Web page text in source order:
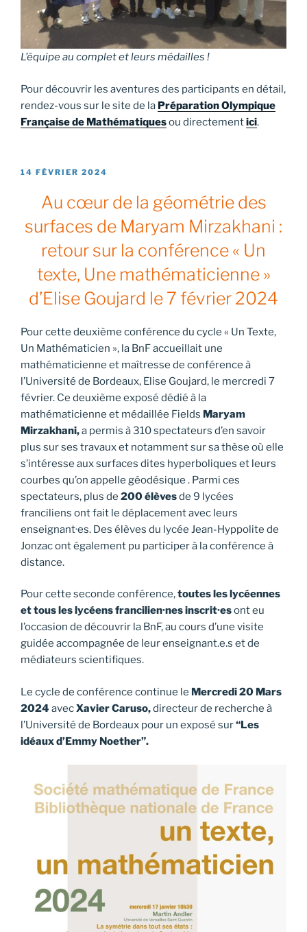
L’équipe au complet et leurs médailles !
Pour découvrir les aventures des participants en détail,
rendez-vous sur le site de la Préparation Olympique
Française de Mathématiquesou directementici.
PUBLIÉ
14 FÉVRIER 2024
Au cœur de la géométrie des
surfaces de Maryam Mirzakhani :
retour sur la conférence « Un
texte, Une mathématicienne »
d’Elise Goujard le 7 février 2024
Pour cette deuxième conférence du cycle « Un Texte,
Un Mathématicien », la BnF accueillait une
mathématicienne et maîtresse de conférence à
l’Université de Bordeaux, Elise Goujard, le mercredi 7
février. Ce deuxième exposé dédié à la
mathématicienne et médaillée Fields Maryam
Mirzakhani,a permis à 310 spectateurs d’en savoir
plus sur ses travaux et notamment sur sa thèse où elle
s’intéresse aux surfaces dites hyperboliques et leurs
courbes qu’on appelle géodésique . Parmi ces
spectateurs, plus de 200 élèvesde 9 lycées
franciliens ont fait le déplacement avec leurs
enseignant·es. Des élèves du lycée Jean-Hyppolite de
Jonzac ont également pu participer à la conférence à
distance.
Pour cette seconde conférence,toutes les lycéennes
et tous les lycéens francilien·nes inscrit·esont eu
l’occasion de découvrir la BnF, au cours d’une visite
guidée accompagnée de leur enseignant.e.s et de
médiateurs scientifiques.
Le cycle de conférence continue le Mercredi 20 Mars
2024 avecXavier Caruso,directeur de recherche à
l’Université de Bordeaux pour un exposé sur“Les
idéaux d’Emmy Noether”.